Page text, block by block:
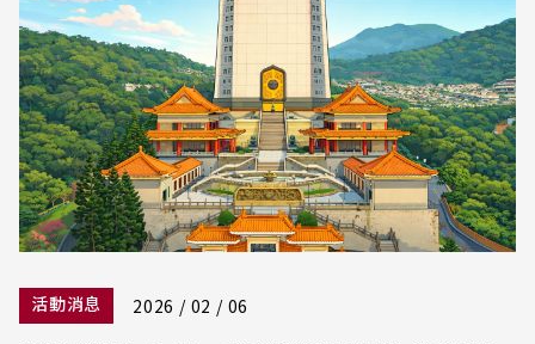
活動消息 2026 / 02 / 06